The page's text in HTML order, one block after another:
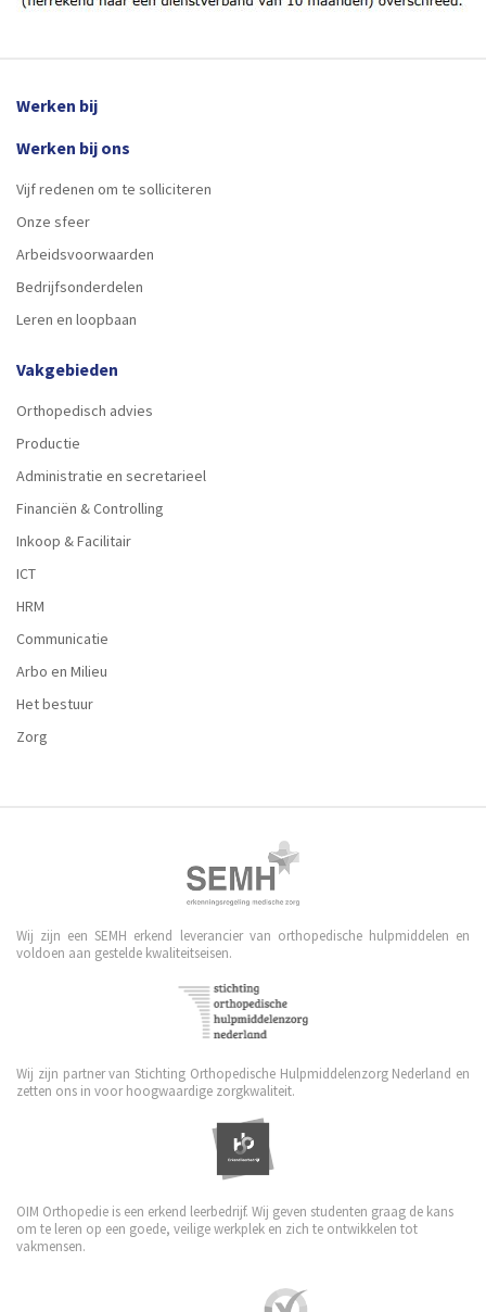
Werken bij
Werken bij ons
Vijf redenen om te solliciteren
Onze sfeer
Arbeidsvoorwaarden
Bedrijfsonderdelen
Leren en loopbaan
Vakgebieden
Orthopedisch advies
Productie
Administratie en secretarieel
Financiën & Controlling
Inkoop & Facilitair
ICT
HRM
Communicatie
Arbo en Milieu
Het bestuur
Zorg
Wij zijn een SEMH erkend leverancier van orthopedische hulpmiddelen en
voldoen aan gestelde kwaliteitseisen.
Wij zijn partner van Stichting Orthopedische Hulpmiddelenzorg Nederland en
zetten ons in voor hoogwaardige zorgkwaliteit.
OIM Orthopedie is een erkend leerbedrijf. Wij geven studenten graag de kans
om te leren op een goede, veilige werkplek en zich te ontwikkelen tot
vakmensen.